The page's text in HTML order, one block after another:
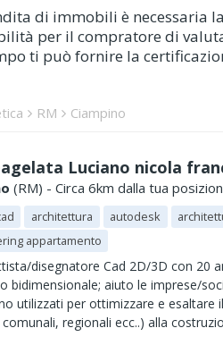
di immobili è necessaria
per il compratore di
ti può fornire la
RM Ciampino
Luciano nicola
(RM) - Circa 6km dalla tua
architettura autodesk
appartamento
disegnatore Cad 2D/3D con 20
bidimensionale; aiuto le imprese/
utilizzati per ottimizzare e esaltare
regionali ecc..) alla